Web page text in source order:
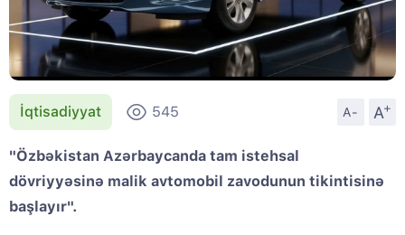
İqtisadiyyat 545 A- A
+
"Özbəkistan Azərbaycanda tam istehsal
dövriyyəsinə malik avtomobil zavodunun tikintisinə
başlayır".